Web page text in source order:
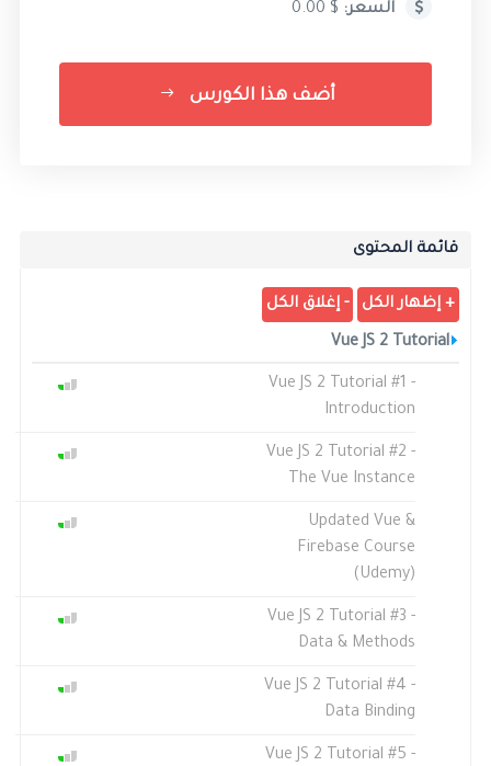
السعر: $ 0.00
أضف هذا الكورس
قائمة المحتوى
Vue JS 2 Tutorial
Vue JS 2 Tutorial #1 -
Introduction
Vue JS 2 Tutorial #2 -
The Vue Instance
Updated Vue &
Firebase Course
(Udemy)
Vue JS 2 Tutorial #3 -
Data & Methods
Vue JS 2 Tutorial #4 -
Data Binding
Vue JS 2 Tutorial #5 -